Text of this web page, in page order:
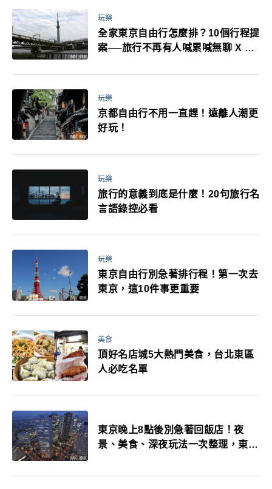
玩樂
全家東京自由行怎麼排？10個行程提
案──旅行不再有人喊累喊無聊 X 爸
玩樂
京都自由行不用一直趕！遠離人潮更
好玩！
玩樂
旅行的意義到底是什麼！20句旅行名
言語錄控必看
玩樂
東京自由行別急著排行程！第一次去
東京，這10件事更重要
美食
頂好名店城5大熱門美食，台北東區
人必吃名單
東京晚上8點後別急著回飯店！夜
景、美食、深夜玩法一次整理，東京